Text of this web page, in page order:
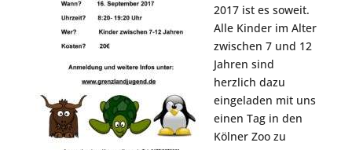
2017 ist es soweit.
Alle Kinder im Alter
zwischen 7 und 12
Jahren sind
herzlich dazu
eingeladen mit uns
einen Tag in den
Kölner Zoo zu